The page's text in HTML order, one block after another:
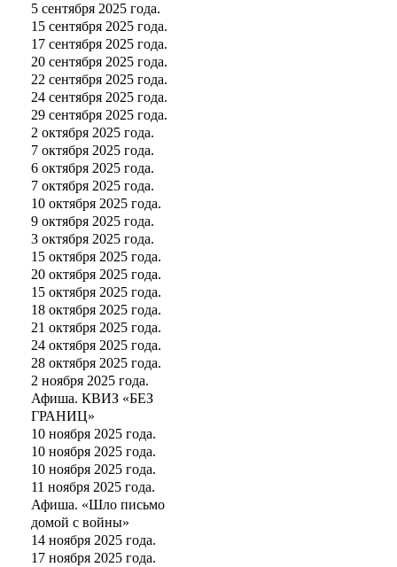
5 сентября 2025 года.
15 сентября 2025 года.
17 сентября 2025 года.
20 сентября 2025 года.
22 сентября 2025 года.
24 сентября 2025 года.
29 сентября 2025 года.
2 октября 2025 года.
7 октября 2025 года.
6 октября 2025 года.
7 октября 2025 года.
10 октября 2025 года.
9 октября 2025 года.
3 октября 2025 года.
15 октября 2025 года.
20 октября 2025 года.
15 октября 2025 года.
18 октября 2025 года.
21 октября 2025 года.
24 октября 2025 года.
28 октября 2025 года.
2 ноября 2025 года.
Афиша. КВИЗ «БЕЗ
ГРАНИЦ»
10 ноября 2025 года.
10 ноября 2025 года.
10 ноября 2025 года.
11 ноября 2025 года.
Афиша. «Шло письмо
домой с войны»
14 ноября 2025 года.
17 ноября 2025 года.